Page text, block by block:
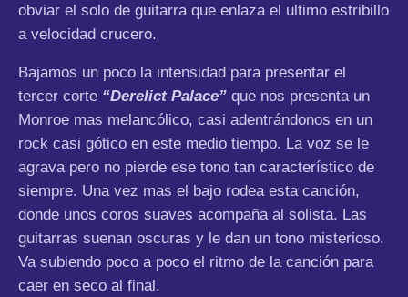
obviar el solo de guitarra que enlaza el ultimo estribillo
a velocidad crucero.
Bajamos un poco la intensidad para presentar el
tercer corte “Derelict Palace” que nos presenta un
Monroe mas melancólico, casi adentrándonos en un
rock casi gótico en este medio tiempo. La voz se le
agrava pero no pierde ese tono tan característico de
siempre. Una vez mas el bajo rodea esta canción,
donde unos coros suaves acompaña al solista. Las
guitarras suenan oscuras y le dan un tono misterioso.
Va subiendo poco a poco el ritmo de la canción para
caer en seco al final.